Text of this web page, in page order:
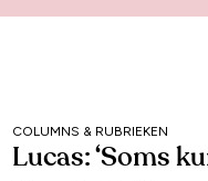
COLUMNS & RUBRIEKEN
Lucas: ‘Soms